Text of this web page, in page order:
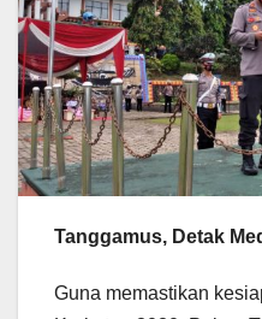
Tanggamus, Detak
Guna memastikan